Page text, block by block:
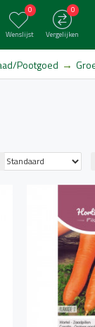
Wenslijst
0
Vergelijken
0
Pootgoed